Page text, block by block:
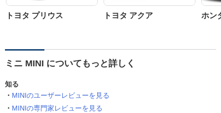
トヨタ プリウス トヨタ アクア ホン
ミニ MINI についてもっと詳しく
知る
MINIのユーザーレビューを見る
MINIの専門家レビューを見る